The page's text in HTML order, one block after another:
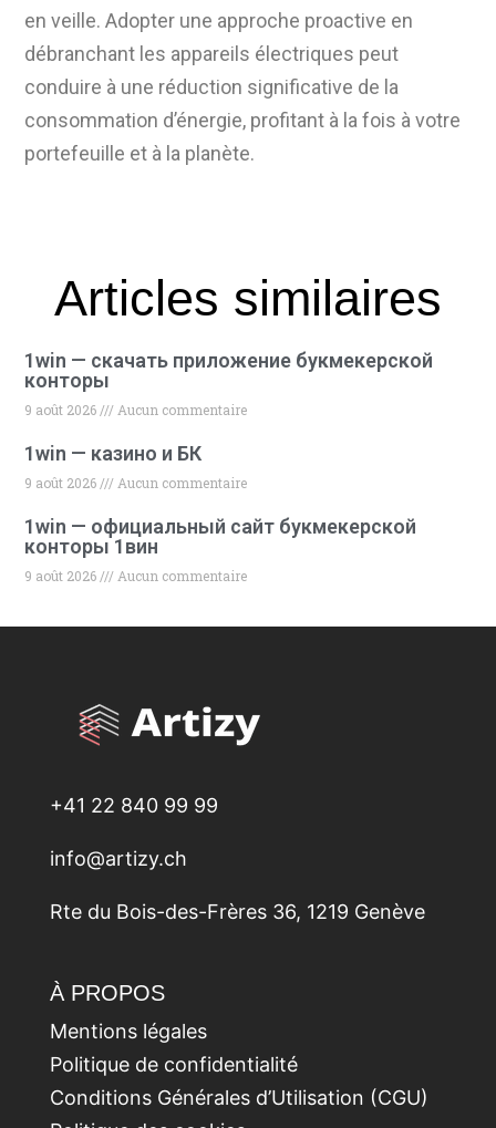
en veille. Adopter une approche proactive en
débranchant les appareils électriques peut
conduire à une réduction significative de la
consommation d’énergie, profitant à la fois à votre
portefeuille et à la planète.
Articles similaires
1win — скачать приложение букмекерской
конторы
9 août 2026 Aucun commentaire
1win — казино и БК
9 août 2026 Aucun commentaire
1win — официальный сайт букмекерской
конторы 1вин
9 août 2026 Aucun commentaire
+41 22 840 99 99
info@artizy.ch
Rte du Bois-des-Frères 36, 1219 Genève
À PROPOS
Mentions légales
Politique de confidentialité
Conditions Générales d’Utilisation (CGU)